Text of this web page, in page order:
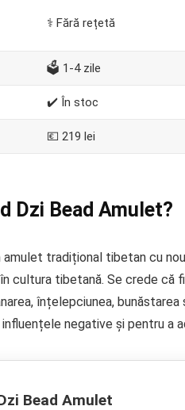
⚕️ Fără rețetă
🗳️ 1-4 zile
✔️ În stoc
💶 219 lei
Dzi Bead Amulet?
amulet tradițional tibetan cu
cultura tibetană. Se crede că
înțelepciunea,
negative și pentru a
Bead Amulet